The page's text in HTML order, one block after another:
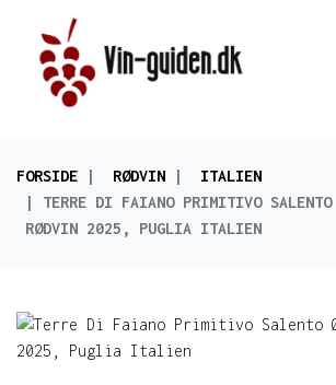
FORSIDE RØDVIN
ITALIEN
TERRE DI FAIANO PRIMITIVO SALENTO
RØDVIN 2025, PUGLIA ITALIEN